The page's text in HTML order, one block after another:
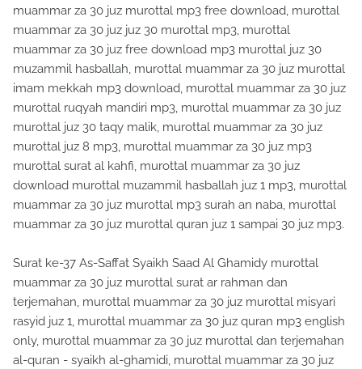
muammar za 30 juz murottal mp3 free download, murottal
muammar za 30 juz juz 30 murottal mp3, murottal
muammar za 30 juz free download mp3 murottal juz 30
muzammil hasballah, murottal muammar za 30 juz murottal
imam mekkah mp3 download, murottal muammar za 30 juz
murottal ruqyah mandiri mp3, murottal muammar za 30 juz
murottal juz 30 taqy malik, murottal muammar za 30 juz
murottal juz 8 mp3, murottal muammar za 30 juz mp3
murottal surat al kahfi, murottal muammar za 30 juz
download murottal muzammil hasballah juz 1 mp3, murottal
muammar za 30 juz murottal mp3 surah an naba, murottal
muammar za 30 juz murottal quran juz 1 sampai 30 juz mp3.
Surat ke-37 As-Saffat Syaikh Saad Al Ghamidy murottal
muammar za 30 juz murottal surat ar rahman dan
terjemahan, murottal muammar za 30 juz murottal misyari
rasyid juz 1, murottal muammar za 30 juz quran mp3 english
only, murottal muammar za 30 juz murottal dan terjemahan
al-quran - syaikh al-ghamidi, murottal muammar za 30 juz